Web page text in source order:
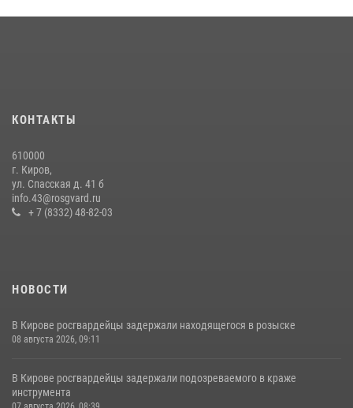
В Кирове и Кирово-Чепецке росгвардейцы задержали
подозреваемых в хулиганстве
19 июля 2026, 07:00
КОНТАКТЫ
610000
г. Киров,
ул. Спасская д. 41 б
info.43@rosgvard.ru
+ 7 (8332) 48-82-03
НОВОСТИ
В Кирове росгвардейцы задержали находящегося в розыске
08 августа 2026, 09:11
В Кирове росгвардейцы задержали подозреваемого в краже
инструмента